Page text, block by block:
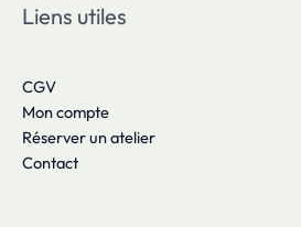
Liens utiles
CGV
Mon compte
Réserver un atelier
Contact